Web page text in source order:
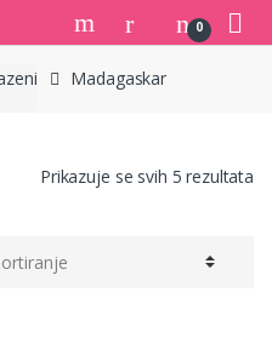
0
Madagaskar
Prikazuje se svih 5 rezultata